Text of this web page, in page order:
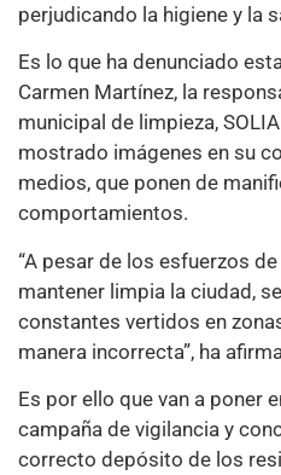
perjudicando la higiene y la
Es lo que ha denunciado
Carmen Martínez, la
municipal de limpieza,
mostrado imágenes en su
medios, que ponen de
comportamientos.
“A pesar de los esfuerzos
mantener limpia la ciudad,
constantes vertidos en
manera incorrecta”, ha
Es por ello que van a poner
campaña de vigilancia y
correcto depósito de los